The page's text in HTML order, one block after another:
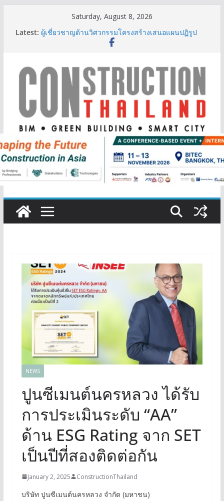
Saturday, August 8, 2026
Latest: ผู้เชี่ยวชาญด้านวิศวกรรมโครงสร้างเสนอแผนปฏิรูป
มาตรฐานตั้งแต่การออกแบบถึงการตรวจสอบอาคารไทย
เติบโต 377% ชี้ดีมานด์ภูเก็ตยังแกร่ง
BCT Expo 2026 ชูแนวคิด “Empowering Net Zero in
Construction & Mining” ขับเคลื่อนอุตสาหกรรม
ก่อสร้างและเหมืองแร่สู่สังคมคาร์บอนต่ำอย่างยั่งยืน
ลลิล พร็อพเพอร์ตี้ ก้าวสู่ปีที่ 40 ยึดลูกค้าเป็นศูนย์กลาง
IHG Hotels & Resorts เปิดตัว ฮอลิเดย์ อินน์ เอ็กซ์เพรส
อ่าวนางแห่งแรกในกระบี่
NEWS
ปูนซีเมนต์นครหลวง ได้รับ
การประเมินระดับ “AA”
ด้าน ESG Rating จาก SET
เป็นปีที่สองติดต่อกัน
January 2, 2025 ConstructionThailand
บริษัท ปูนซีเมนต์นครหลวง จำกัด (มหาชน)